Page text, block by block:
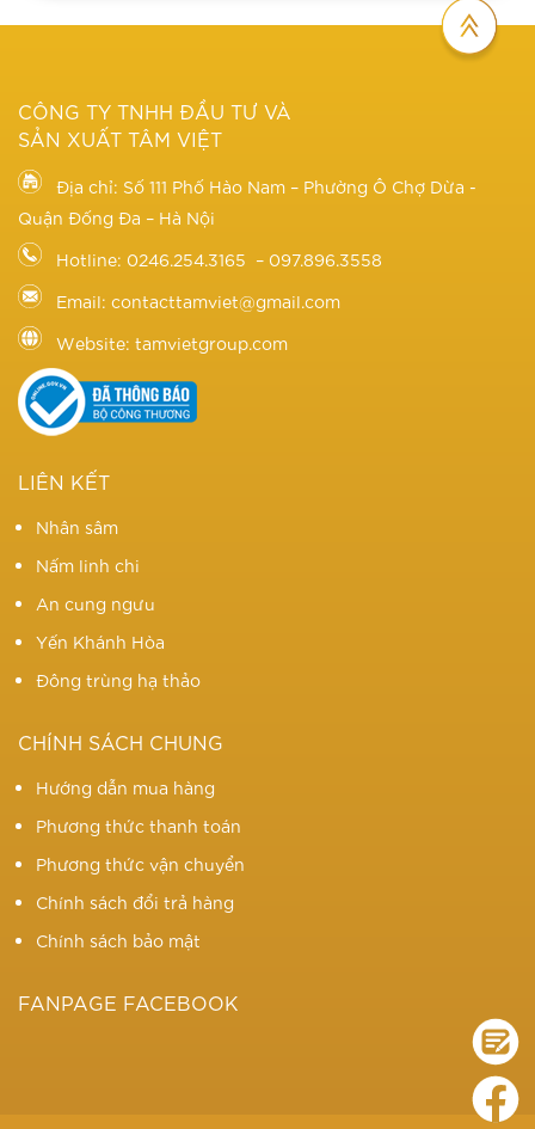
CÔNG TY TNHH ĐẦU TƯ VÀ
SẢN XUẤT TÂM VIỆT
Địa chỉ: Số 111 Phố Hào Nam – Phường Ô Chợ Dừa -
Quận Đống Đa – Hà Nội
Hotline: 0246.254.3165 – 097.896.3558
Email: contacttamviet@gmail.com
Website: tamvietgroup.com
LIÊN KẾT
Nhân sâm
Nấm linh chi
An cung ngưu
Yến Khánh Hòa
Đông trùng hạ thảo
CHÍNH SÁCH CHUNG
Hướng dẫn mua hàng
Phương thức thanh toán
Phương thức vận chuyển
Chính sách đổi trả hàng
Chính sách bảo mật
FANPAGE FACEBOOK